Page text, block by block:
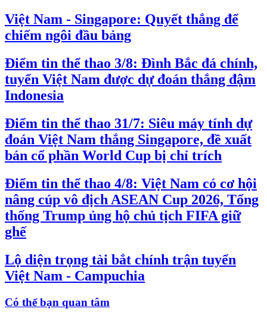
Việt Nam - Singapore: Quyết thắng để
chiếm ngôi đầu bảng
Điểm tin thể thao 3/8: Đình Bắc đá chính,
tuyển Việt Nam được dự đoán thắng đậm
Indonesia
Điểm tin thể thao 31/7: Siêu máy tính dự
đoán Việt Nam thắng Singapore, đề xuất
bán cổ phần World Cup bị chỉ trích
Điểm tin thể thao 4/8: Việt Nam có cơ hội
nâng cúp vô địch ASEAN Cup 2026, Tổng
thống Trump ủng hộ chủ tịch FIFA giữ
ghế
Lộ diện trọng tài bắt chính trận tuyển
Việt Nam - Campuchia
Có thể bạn quan tâm